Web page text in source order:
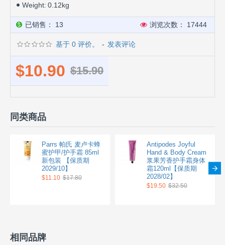
Weight: 0.12kg
已销售： 13 浏览次数： 17444
基于 0 评价。 - 发表评论
$10.90 $15.90
同类商品
Parrs 帕氏 麦卢卡蜂
蜜护甲/护手霜 85ml
新包装 【保质期
2029/10】
$11.10 $17.80
Antipodes Joyful
Hand & Body Cream
浆果芳香护手霜身体
霜120ml【保质期
2028/02】
$19.50 $32.50
相同品牌